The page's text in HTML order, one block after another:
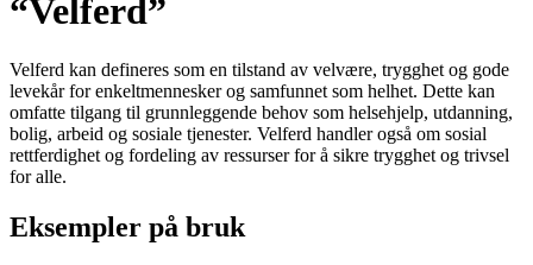
“Velferd”
Velferd kan defineres som en tilstand av velvære, trygghet og gode
levekår for enkeltmennesker og samfunnet som helhet. Dette kan
omfatte tilgang til grunnleggende behov som helsehjelp, utdanning,
bolig, arbeid og sosiale tjenester. Velferd handler også om sosial
rettferdighet og fordeling av ressurser for å sikre trygghet og trivsel
for alle.
Eksempler på bruk